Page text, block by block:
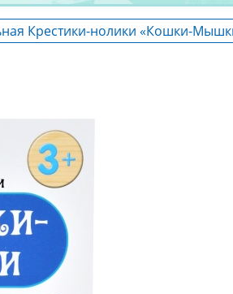
Крестики-нолики «Кошки-